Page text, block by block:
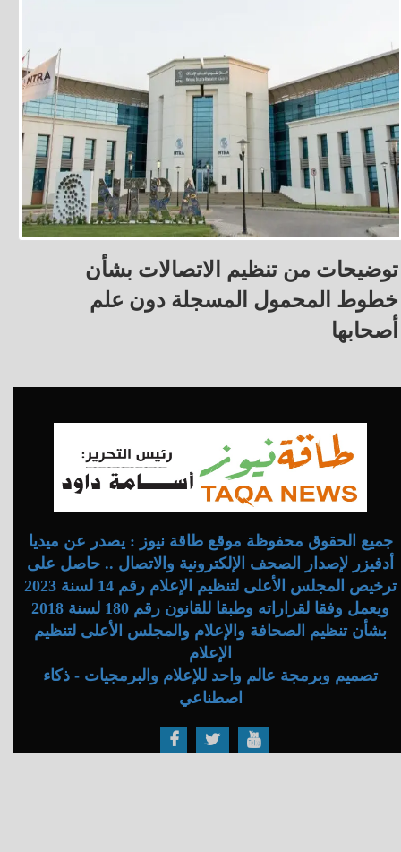
توضيحات من تنظيم الاتصالات بشأن
خطوط المحمول المسجلة دون علم
أصحابها
جميع الحقوق محفوظة موقع طاقة نيوز : يصدر عن ميديا
أدفيزر لإصدار الصحف الإلكترونية والاتصال .. حاصل على
ترخيص المجلس الأعلى لتنظيم الإعلام رقم 14 لسنة 2023
ويعمل وفقا لقراراته وطبقا للقانون رقم 180 لسنة 2018
بشأن تنظيم الصحافة والإعلام والمجلس الأعلى لتنظيم
الإعلام
تصميم وبرمجة عالم واحد للإعلام والبرمجيات - ذكاء
اصطناعي